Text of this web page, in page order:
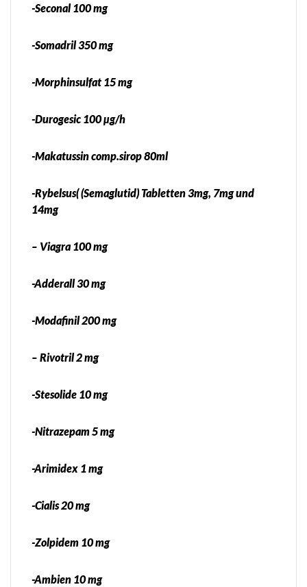
-Seconal 100 mg
-Somadril 350 mg
-Morphinsulfat 15 mg
-Durogesic 100 µg/h
-Makatussin comp.sirop 80ml
-Rybelsus( (Semaglutid) Tabletten 3mg, 7mg und
14mg
– Viagra 100 mg
-Adderall 30 mg
-Modafinil 200 mg
– Rivotril 2 mg
-Stesolide 10 mg
-Nitrazepam 5 mg
-Arimidex 1 mg
-Cialis 20 mg
-Zolpidem 10 mg
-Ambien 10 mg